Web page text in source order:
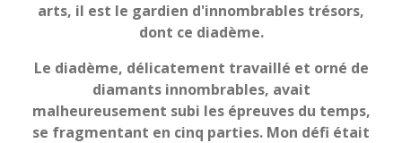
arts, il est le gardien d'innombrables trésors,
dont ce diadème.
Le diadème, délicatement travaillé et orné de
diamants innombrables, avait
malheureusement subi les épreuves du temps,
se fragmentant en cinq parties. Mon défi était